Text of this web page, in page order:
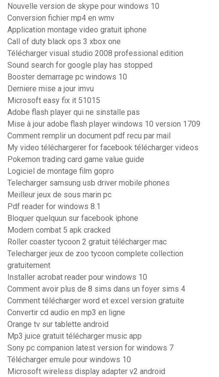
Nouvelle version de skype pour windows 10
Conversion fichier mp4 en wmv
Application montage video gratuit iphone
Call of duty black ops 3 xbox one
Télécharger visual studio 2008 professional edition
Sound search for google play has stopped
Booster demarrage pc windows 10
Derniere mise a jour imvu
Microsoft easy fix it 51015
Adobe flash player qui ne sinstalle pas
Mise à jour adobe flash player windows 10 version 1709
Comment remplir un document pdf recu par mail
My video téléchargerer for facebook télécharger videos
Pokemon trading card game value guide
Logiciel de montage film gopro
Telecharger samsung usb driver mobile phones
Meilleur jeux de sous marin pc
Pdf reader for windows 8.1
Bloquer quelquun sur facebook iphone
Modern combat 5 apk cracked
Roller coaster tycoon 2 gratuit télécharger mac
Telecharger jeux de zoo tycoon complete collection
gratuitement
Installer acrobat reader pour windows 10
Comment avoir plus de 8 sims dans un foyer sims 4
Comment télécharger word et excel version gratuite
Convertir cd audio en mp3 en ligne
Orange tv sur tablette android
Mp3 juice gratuit télécharger music app
Sony pc companion latest version for windows 7
Télécharger emule pour windows 10
Microsoft wireless display adapter v2 android